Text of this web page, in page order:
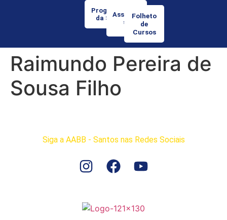
Programação
da Semana
Associe-
se
Folheto
de
Cursos
Raimundo Pereira de
Sousa Filho
Siga a AABB - Santos nas Redes Sociais